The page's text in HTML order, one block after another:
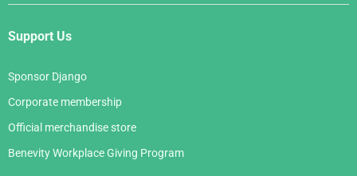
Support Us
Sponsor Django
Corporate membership
Official merchandise store
Benevity Workplace Giving Program